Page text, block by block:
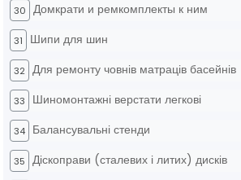
30 Домкрати и ремкомплекты к ним
31 Шипи для шин
32 Для ремонту човнів матраців басейнів
33 Шиномонтажні верстати легкові
34 Балансувальні стенди
35 Діскоправи (сталевих і литих) дисків